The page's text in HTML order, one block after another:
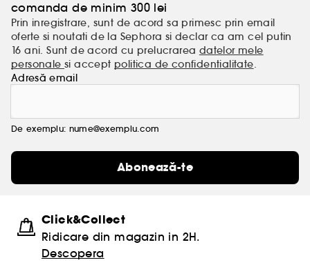
comanda de minim 300 lei
Prin inregistrare, sunt de acord sa primesc prin email
oferte si noutati de la Sephora si declar ca am cel putin
16 ani. Sunt de acord cu prelucrarea datelor mele
personalesi accept politica de confidentialitate.
Adresă email
De exemplu: nume@exemplu.com
Abonează-te
Click&Collect
Ridicare din magazin in 2H.
Descopera